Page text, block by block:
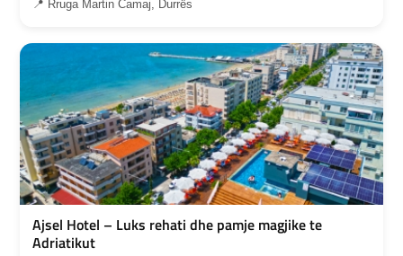
📍 Rruga Martin Camaj, Durrës
Ajsel Hotel – Luks rehati dhe pamje magjike te
Adriatikut